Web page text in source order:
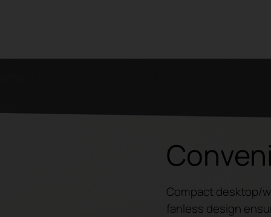
Compact desktop/
fanless design